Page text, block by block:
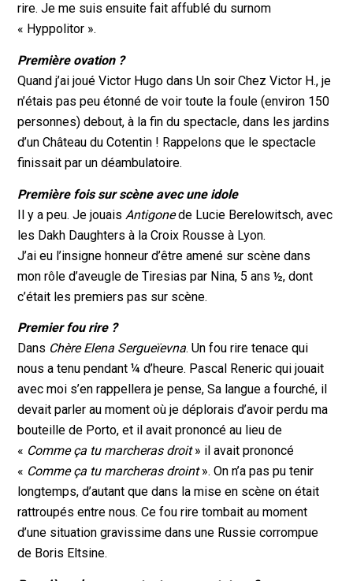
rire. Je me suis ensuite fait affublé du surnom
« Hyppolitor ».
Première ovation ?
Quand j’ai joué Victor Hugo dans Un soir Chez Victor H., je
n’étais pas peu étonné de voir toute la foule (environ 150
personnes) debout, à la fin du spectacle, dans les jardins
d’un Château du Cotentin ! Rappelons que le spectacle
finissait par un déambulatoire.
Première fois sur scène avec une idole
Il y a peu. Je jouais Antigonede Lucie Berelowitsch, avec
les Dakh Daughters à la Croix Rousse à Lyon.
J’ai eu l’insigne honneur d’être amené sur scène dans
mon rôle d’aveugle de Tiresias par Nina, 5 ans ½, dont
c’était les premiers pas sur scène.
Premier fou rire ?
Dans Chère Elena Sergueïevna. Un fou rire tenace qui
nous a tenu pendant ¼ d’heure. Pascal Reneric qui jouait
avec moi s’en rappellera je pense, Sa langue a fourché, il
devait parler au moment où je déplorais d’avoir perdu ma
bouteille de Porto, et il avait prononcé au lieu de
« Comme ça tu marcheras droit» il avait prononcé
« Comme ça tu marcheras droint». On n’a pas pu tenir
longtemps, d’autant que dans la mise en scène on était
rattroupés entre nous. Ce fou rire tombait au moment
d’une situation gravissime dans une Russie corrompue
de Boris Eltsine.